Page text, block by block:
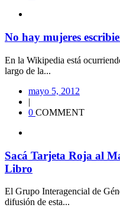
No hay mujeres
En la Wikipedia está
largo de la...
mayo 5, 2012
|
0 COMMENT
Sacá Tarjeta Roja al
Libro
El Grupo Interagencial de
difusión de esta...